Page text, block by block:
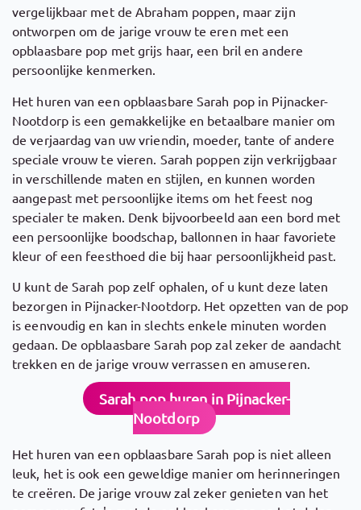
vergelijkbaar met de Abraham poppen, maar zijn
ontworpen om de jarige vrouw te eren met een
opblaasbare pop met grijs haar, een bril en andere
persoonlijke kenmerken.
Het huren van een opblaasbare Sarah pop in Pijnacker-
Nootdorp is een gemakkelijke en betaalbare manier om
de verjaardag van uw vriendin, moeder, tante of andere
speciale vrouw te vieren. Sarah poppen zijn verkrijgbaar
in verschillende maten en stijlen, en kunnen worden
aangepast met persoonlijke items om het feest nog
specialer te maken. Denk bijvoorbeeld aan een bord met
een persoonlijke boodschap, ballonnen in haar favoriete
kleur of een feesthoed die bij haar persoonlijkheid past.
U kunt de Sarah pop zelf ophalen, of u kunt deze laten
bezorgen in Pijnacker-Nootdorp. Het opzetten van de pop
is eenvoudig en kan in slechts enkele minuten worden
gedaan. De opblaasbare Sarah pop zal zeker de aandacht
trekken en de jarige vrouw verrassen en amuseren.
Sarah pop huren in Pijnacker-
Nootdorp
Het huren van een opblaasbare Sarah pop is niet alleen
leuk, het is ook een geweldige manier om herinneringen
te creëren. De jarige vrouw zal zeker genieten van het